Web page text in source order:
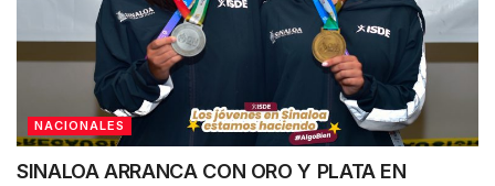
NACIONALES
SINALOA ARRANCA CON ORO Y PLATA EN